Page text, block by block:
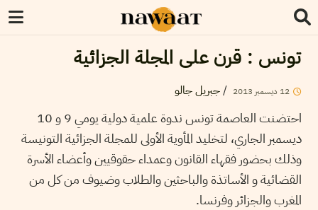
تونس : قرن على المجلة الجزائية
12 ديسمبر 2013
/جبريل جالو
احتضنت العاصمة تونس ندوة علمية دولية يومي 9 و 10
ديسمبر الجاري، لتخليد المأوية الأولى للمجلة الجزائية التونيسة
وذلك بحضور فقهاء القانون وعمداء حقوقيين وأعضاء الأسرة
القضائية و الأساتذة والباحثين والطلاب وضيوف من كل من
المغرب والجزائر وفرنسا.